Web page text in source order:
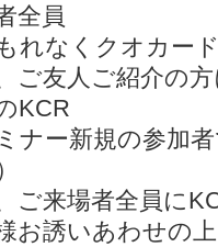
全員
れなくクオカー
ご友人ご紹介の
KCR
ナー新規の参加
ご来場者全員に
お誘いあわせの